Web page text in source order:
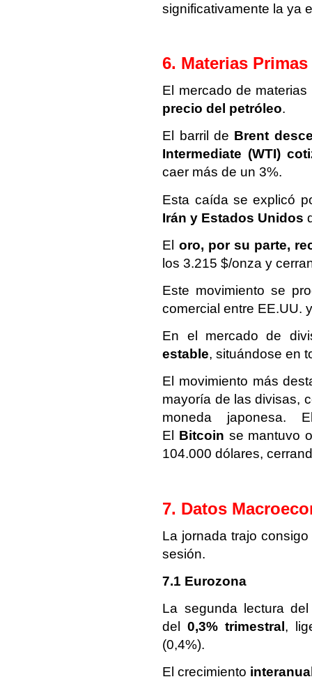
significativamente la ya
6. Materias
El mercado de
precio del petróleo.
El barril de Brent
Intermediate (WTI)
caer más de un 3%.
Esta caída se explicó
Irán y Estados Unidos
El oro, por su parte,
los 3.215 $/onza y
Este movimiento se
comercial entre EE.UU.
En el mercado de
estable, situándose en
El movimiento más
mayoría de las divisas,
moneda japonesa.
El Bitcoin se mantuvo
104.000 dólares,
7. Datos
La jornada trajo
sesión.
7.1 Eurozona
La segunda lectura
del0,3% trimestral ,
(0,4%).
El crecimiento